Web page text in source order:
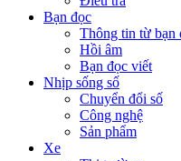
Bạn đọc
Thông tin từ bạn
Hồi âm
Bạn đọc viết
Nhịp sống số
Chuyển đổi số
Công nghệ
Sản phẩm
Xe